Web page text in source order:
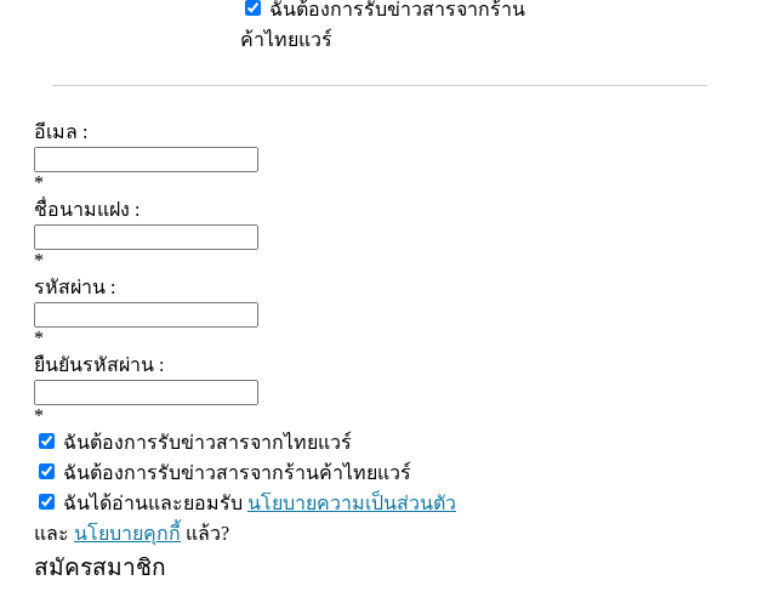
ฉันต้องการรับข่าวสารจากร้าน
ค้าไทยแวร์
อีเมล :
*
ชื่อนามแฝง :
*
รหัสผ่าน :
*
ยืนยันรหัสผ่าน :
*
ฉันต้องการรับข่าวสารจากไทยแวร์
ฉันต้องการรับข่าวสารจากร้านค้าไทยแวร์
ฉันได้อ่านและยอมรับ นโยบายความเป็นส่วนตัว
และ นโยบายคุกกี้ แล้ว?
สมัครสมาชิก